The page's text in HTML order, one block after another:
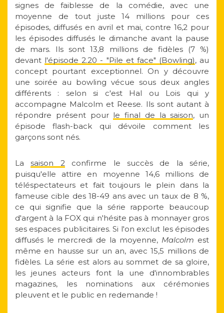
signes de faiblesse de la comédie, avec une
moyenne de tout juste 14 millions pour ces
épisodes, diffusés en avril et mai, contre 16,2 pour
les épisodes diffusés le dimanche avant la pause
de mars. Ils sont 13,8 millions de fidèles (7 %)
devant l'épisode 2.20 - "Pile et face" (Bowling), au
concept pourtant exceptionnel. On y découvre
une soirée au bowling vécue sous deux angles
différents : selon si c'est Hal ou Lois qui y
accompagne Malcolm et Reese. Ils sont autant à
répondre présent pour le final de la saison, un
épisode flash-back qui dévoile comment les
garçons sont nés.
Lasaison 2confirme le succès de la série,
puisqu'elle attire en moyenne 14,6 millions de
téléspectateurs et fait toujours le plein dans la
fameuse cible des 18-49 ans avec un taux de 8 %,
ce qui signifie que la série rapporte beaucoup
d'argent à la FOX qui n'hésite pas à monnayer gros
ses espaces publicitaires. Si l'on exclut les épisodes
diffusés le mercredi de la moyenne, Malcolm est
même en hausse sur un an, avec 15,5 millions de
fidèles. La série est alors au sommet de sa gloire,
les jeunes acteurs font la une d'innombrables
magazines, les nominations aux cérémonies
pleuvent et le public en redemande !